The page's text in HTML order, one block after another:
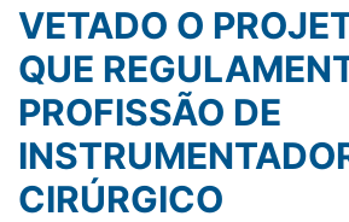
VETADO O PROJETO DE LEI
QUE
PROFISSÃO DE
CIRÚRGICO